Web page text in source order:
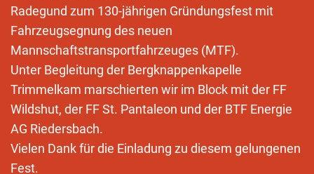
Radegund zum 130-jährigen Gründungsfest mit
Fahrzeugsegnung des neuen
Mannschaftstransportfahrzeuges (MTF).
Unter Begleitung der Bergknappenkapelle
Trimmelkam marschierten wir im Block mit der FF
Wildshut, der FF St. Pantaleon und der BTF Energie
AG Riedersbach.
Vielen Dank für die Einladung zu diesem gelungenen
Fest.